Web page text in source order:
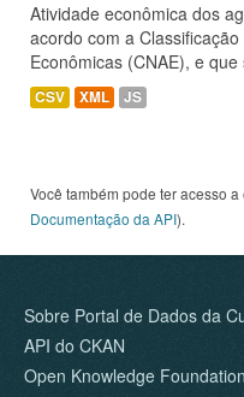
Atividade econômica dos
acordo com a
Econômicas (CNAE), e
CSV XML JS
Você também pode ter acesso
Documentação da API).
Sobre Portal de Dados da
API do CKAN
Open Knowledge Foundation